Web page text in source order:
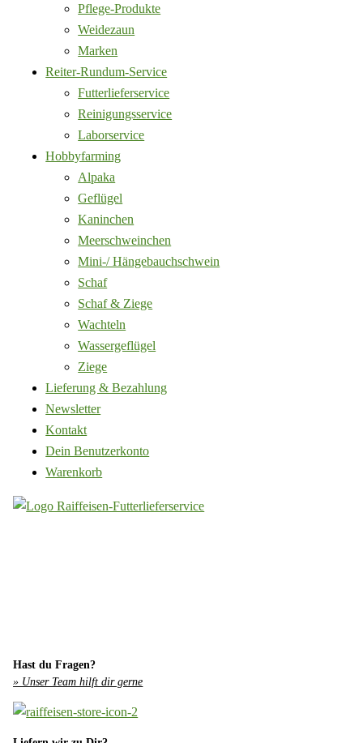
Pflege-Produkte
Weidezaun
Marken
Reiter-Rundum-Service
Futterlieferservice
Reinigungsservice
Laborservice
Hobbyfarming
Alpaka
Geflügel
Kaninchen
Meerschweinchen
Mini-/ Hängebauchschwein
Schaf
Schaf & Ziege
Wachteln
Wassergeflügel
Ziege
Lieferung & Bezahlung
Newsletter
Kontakt
Dein Benutzerkonto
Warenkorb
Hast du Fragen?
» Unser Team hilft dir gerne